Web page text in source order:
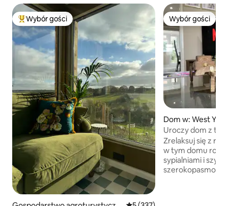
Najpopularniejsze z kategorii Wybór gości
Wybór gości Wybór gości
Wybór gości
Dom w: West
Uroczy dom z
w spokojnej
Zrelaksuj się z
w tym domu
sypialniami i